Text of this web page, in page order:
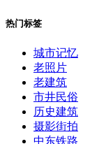
热门标签
城市记忆
老照片
老建筑
市井民俗
历史建筑
摄影街拍
中东铁路